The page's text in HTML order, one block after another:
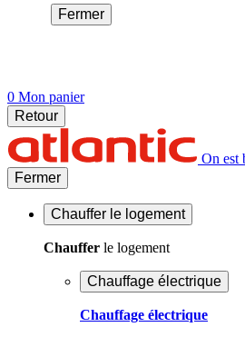
Fermer
0 Mon panier
Retour
On est
Fermer
Chauffer le logement
Chauffer le logement
Chauffage électrique
Chauffage électrique